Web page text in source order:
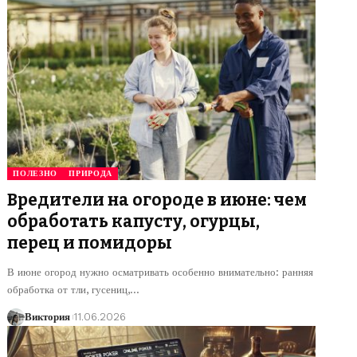
ПОЛЕЗНО ПРИРОДА
Вредители на огороде в июне: чем
обработать капусту, огурцы,
перец и помидоры
В июне огород нужно осматривать особенно внимательно: ранняя
обработка от тли, гусениц,…
Виктория 11.06.2026